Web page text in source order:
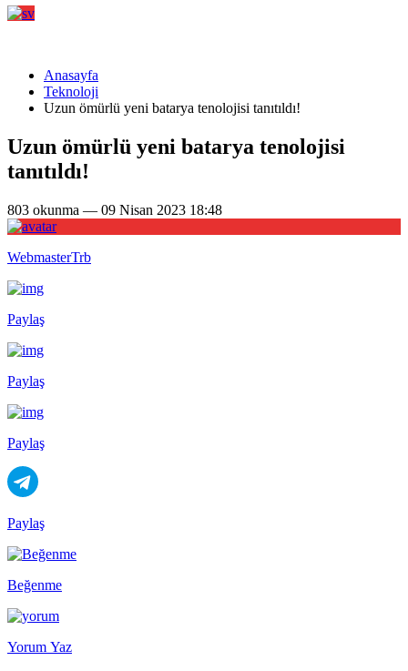
Anasayfa
Teknoloji
Uzun ömürlü yeni batarya tenolojisi tanıtıldı!
Uzun ömürlü yeni batarya tenolojisi
tanıtıldı!
803 okunma — 09 Nisan 2023 18:48
WebmasterTrb
Paylaş
Paylaş
Paylaş
Paylaş
Beğenme
Yorum Yaz